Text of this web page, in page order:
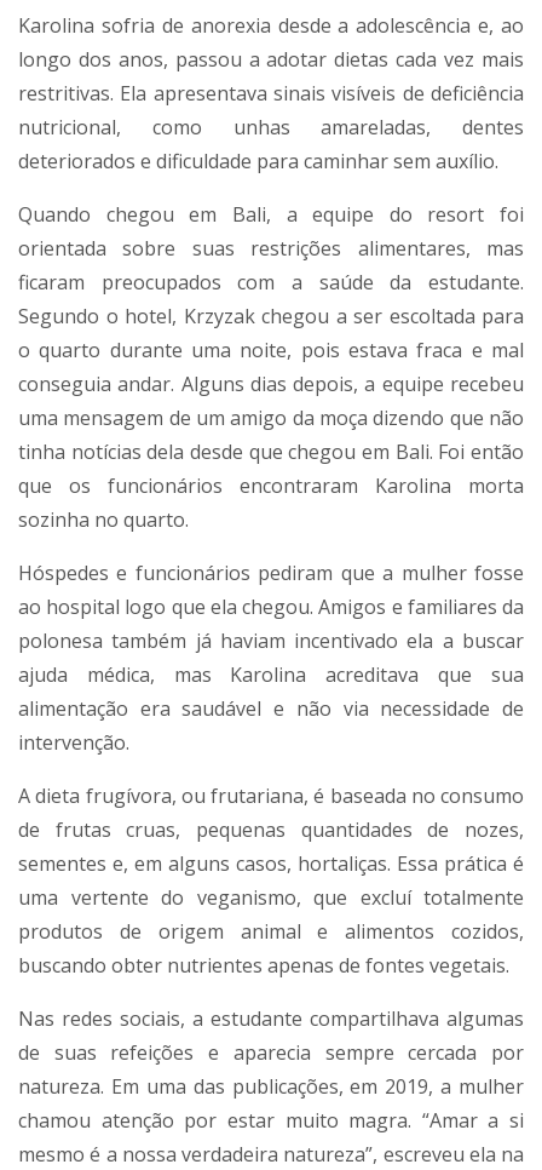
Karolina sofria de anorexia desde a adolescência e, ao
longo dos anos, passou a adotar dietas cada vez mais
restritivas. Ela apresentava sinais visíveis de deficiência
nutricional, como unhas amareladas, dentes
deteriorados e dificuldade para caminhar sem auxílio.
Quando chegou em Bali, a equipe do resort foi
orientada sobre suas restrições alimentares, mas
ficaram preocupados com a saúde da estudante.
Segundo o hotel, Krzyzak chegou a ser escoltada para
o quarto durante uma noite, pois estava fraca e mal
conseguia andar. Alguns dias depois, a equipe recebeu
uma mensagem de um amigo da moça dizendo que não
tinha notícias dela desde que chegou em Bali. Foi então
que os funcionários encontraram Karolina morta
sozinha no quarto.
Hóspedes e funcionários pediram que a mulher fosse
ao hospital logo que ela chegou. Amigos e familiares da
polonesa também já haviam incentivado ela a buscar
ajuda médica, mas Karolina acreditava que sua
alimentação era saudável e não via necessidade de
intervenção.
A dieta frugívora, ou frutariana, é baseada no consumo
de frutas cruas, pequenas quantidades de nozes,
sementes e, em alguns casos, hortaliças. Essa prática é
uma vertente do veganismo, que excluí totalmente
produtos de origem animal e alimentos cozidos,
buscando obter nutrientes apenas de fontes vegetais.
Nas redes sociais, a estudante compartilhava algumas
de suas refeições e aparecia sempre cercada por
natureza. Em uma das publicações, em 2019, a mulher
chamou atenção por estar muito magra. “Amar a si
mesmo é a nossa verdadeira natureza⁣”, escreveu ela na